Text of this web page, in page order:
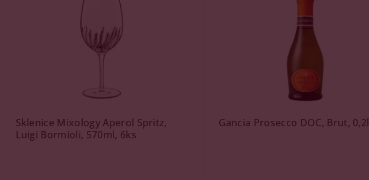
Sklenice Mixology Aperol Spritz,
Luigi Bormioli, 570ml, 6ks
Gancia Prosecco DOC, Brut, 0,2l